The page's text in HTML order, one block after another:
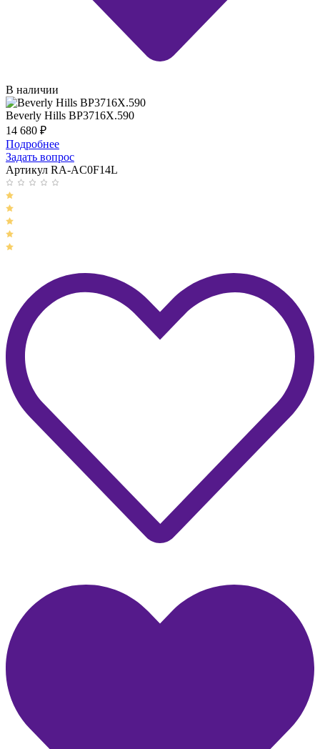
В наличии
Beverly Hills BP3716X.590
14 680 ₽
Подробнее
Задать вопрос
Артикул RA-AC0F14L